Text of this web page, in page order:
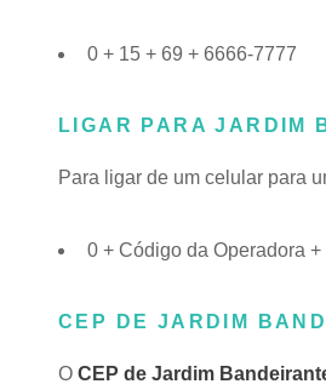
0 + 15 + 69 + 6666-7777
LIGAR PARA JARDIM
Para ligar de um celular para
0 + Código da Operadora
CEP DE JARDIM
O CEP de Jardim